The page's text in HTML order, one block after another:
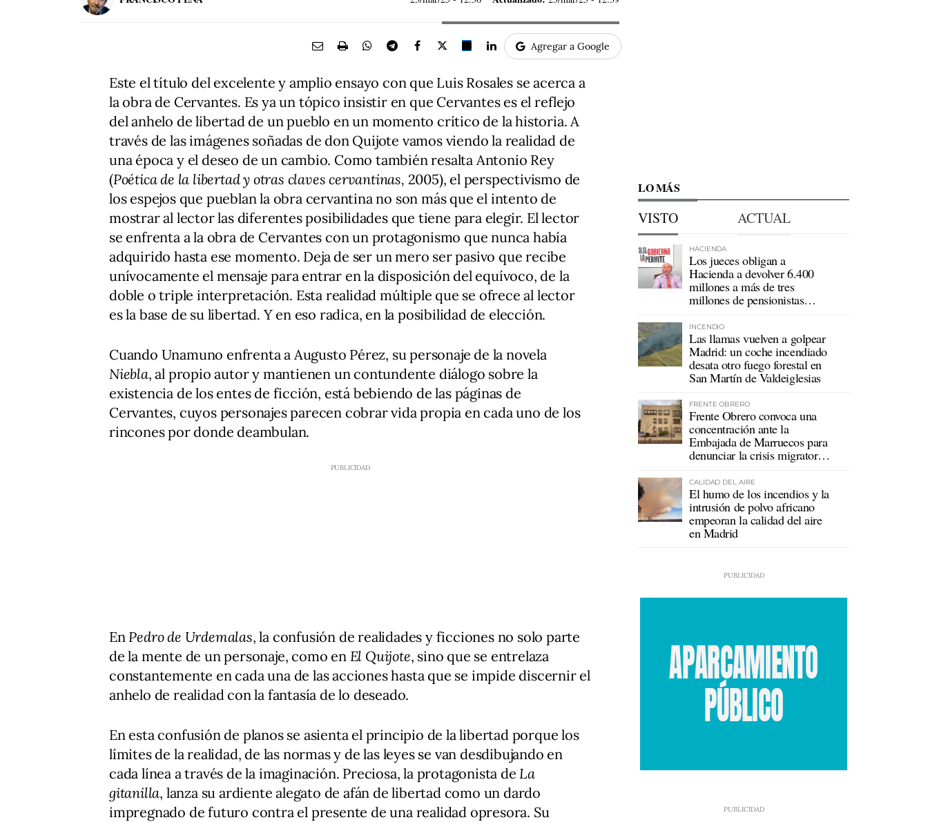
Agregar a Google
Este el título del excelente y amplio ensayo con que Luis Rosales se acerca a
la obra de Cervantes. Es ya un tópico insistir en que Cervantes es el reflejo
del anhelo de libertad de un pueblo en un momento crítico de la historia. A
través de las imágenes soñadas de don Quijote vamos viendo la realidad de
una época y el deseo de un cambio. Como también resalta Antonio Rey
(Poética de la libertad y otras claves cervantinas, 2005), el perspectivismo de
los espejos que pueblan la obra cervantina no son más que el intento de
mostrar al lector las diferentes posibilidades que tiene para elegir. El lector
se enfrenta a la obra de Cervantes con un protagonismo que nunca había
adquirido hasta ese momento. Deja de ser un mero ser pasivo que recibe
unívocamente el mensaje para entrar en la disposición del equívoco, de la
doble o triple interpretación. Esta realidad múltiple que se ofrece al lector
es la base de su libertad. Y en eso radica, en la posibilidad de elección.
Cuando Unamuno enfrenta a Augusto Pérez, su personaje de la novela
Niebla, al propio autor y mantienen un contundente diálogo sobre la
existencia de los entes de ficción, está bebiendo de las páginas de
Cervantes, cuyos personajes parecen cobrar vida propia en cada uno de los
rincones por donde deambulan.
EnPedro de Urdemalas, la confusión de realidades y ficciones no solo parte
de la mente de un personaje, como en El Quijote, sino que se entrelaza
constantemente en cada una de las acciones hasta que se impide discernir el
anhelo de realidad con la fantasía de lo deseado.
En esta confusión de planos se asienta el principio de la libertad porque los
límites de la realidad, de las normas y de las leyes se van desdibujando en
cada línea a través de la imaginación. Preciosa, la protagonista deLa
gitanilla, lanza su ardiente alegato de afán de libertad como un dardo
impregnado de futuro contra el presente de una realidad opresora. Su
LO MÁS
VISTO ACTUAL
HACIENDA
Los jueces obligan a
Hacienda a devolver 6.400
millones a más de tres
millones de pensionistas
INCENDIO
Las llamas vuelven a golpear
Madrid: un coche incendiado
desata otro fuego forestal en
San Martín de Valdeiglesias
FRENTE OBRERO
Frente Obrero convoca una
concentración ante la
Embajada de Marruecos para
denunciar la crisis migratoria
CALIDAD DEL AIRE
El humo de los incendios y la
intrusión de polvo africano
empeoran la calidad del aire
en Madrid